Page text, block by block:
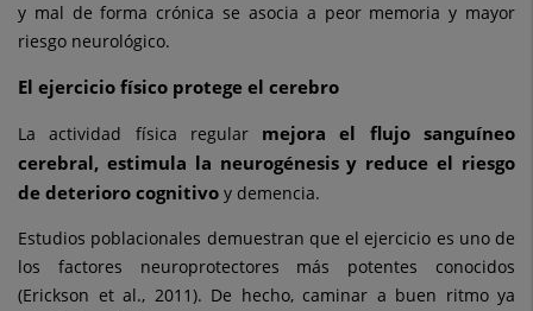
y mal de forma crónica se asocia a peor memoria y mayor
riesgo neurológico.
El ejercicio físico protege el cerebro
La actividad física regular mejora el flujo sanguíneo
cerebral, estimula la neurogénesis y reduce el riesgo
de deterioro cognitivo y demencia.
Estudios poblacionales demuestran que el ejercicio es uno de
los factores neuroprotectores más potentes conocidos
(Erickson et al., 2011). De hecho, caminar a buen ritmo ya